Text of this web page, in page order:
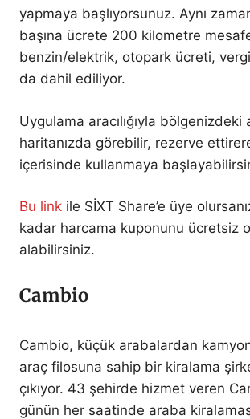
yapmaya başlıyorsunuz. Aynı
başına ücrete 200 kilometre
benzin/elektrik, otopark ücreti,
da dahil ediliyor.
Uygulama aracılığıyla bölgenizdeki
haritanızda görebilir, rezerve
içerisinde kullanmaya
Bu link ile SİXT Share’e üye
kadar harcama kuponunu ücretsiz
alabilirsiniz.
Cambio
Cambio, küçük arabalardan
araç filosuna sahip bir kiralama
çıkıyor. 43 şehirde hizmet veren
günün her saatinde araba